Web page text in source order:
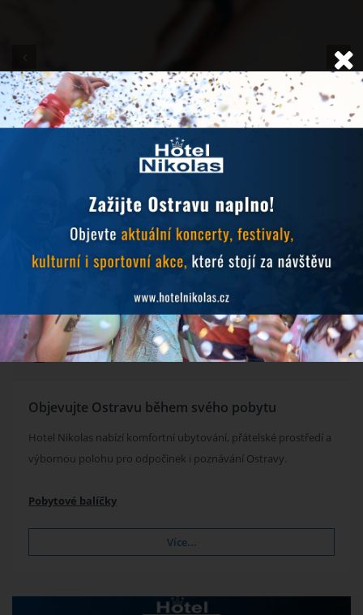
NOVINKY
24.6.2026
Objevujte Ostravu během svého pobytu
Hotel Nikolas nabízí komfortní ubytování, přátelské prostředí a
výbornou polohu pro odpočinek i poznávání Ostravy.
Pobytové balíčky
Více...